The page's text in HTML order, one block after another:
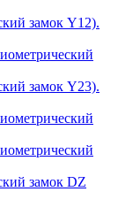
замок Y12).
замок Y23).
замок DZ